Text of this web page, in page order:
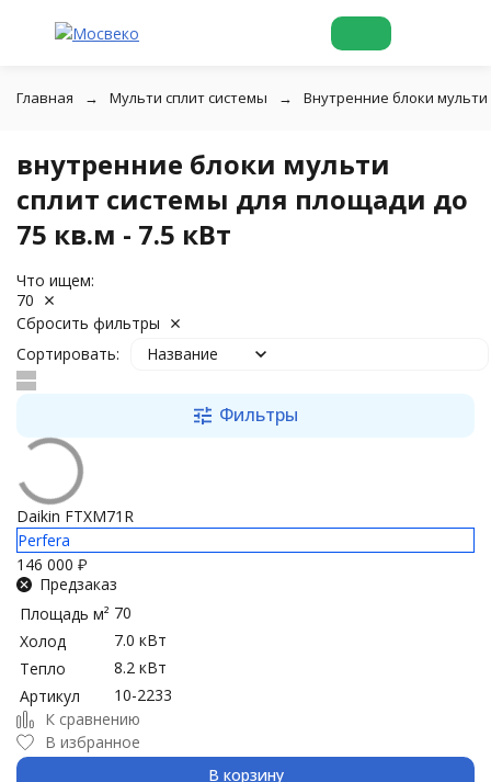
Главная Мульти сплит системы Внутренние блоки мульти
внутренние блоки мульти
сплит системы для площади до
75 кв.м - 7.5 кВт
Что ищем:
70
Сбросить фильтры
Сортировать:
Название
Фильтры
Daikin FTXM71R
Perfera
146 000 ₽
Предзаказ
Площадь м² 70
Холод
7.0 кВт
Тепло
8.2 кВт
Артикул
10-2233
К сравнению
В избранное
В корзину